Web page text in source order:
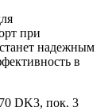
при
надежным
в
DK3, пок. 3